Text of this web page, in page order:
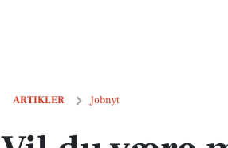
ARTIKLER Jobnyt
Vil du være med til at udvikle Sunds/Ilskov